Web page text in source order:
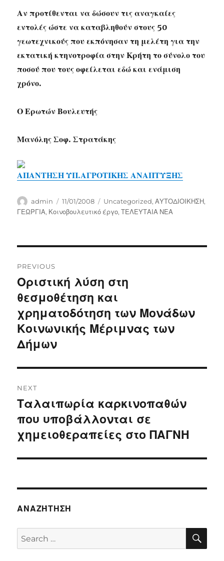
Αν προτίθενται να δώσουν τις αναγκαίες
εντολές ώστε να καταβληθούν στους 50
γεωτεχνικούς που εκπόνησαν τη μελέτη για την
εκτατική κτηνοτροφία στην Κρήτη το σύνολο του
ποσού που τους οφείλεται εδώ και ενάμιση
χρόνο.
Ο Ερωτών Βουλευτής
Μανόλης Σοφ. Στρατάκης
ΑΠΑΝΤΗΣΗ ΥΠ.ΑΓΡΟΤΙΚΗΣ ΑΝΑΠΤΥΞΗΣ
Author
admin
Posted
on
11/01/2008 Categories
Uncategorized,ΑΥΤΟΔΙΟΙΚΗΣΗ,
ΓΕΩΡΓΙΑ, Κοινοβουλευτικό έργο,ΤΕΛΕΥΤΑΙΑ ΝΕΑ
navigation
PREVIOUS
Previous
post:
Οριστική λύση στη
θεσμοθέτηση και
χρηματοδότηση των Μονάδων
Κοινωνικής Μέριμνας των
Δήμων
NEXT
Next
post:
Ταλαιπωρία καρκινοπαθών
που υποβάλλονται σε
χημειοθεραπείες στο ΠΑΓΝΗ
ΑΝΑΖΉΤΗΣΗ
Search
for: